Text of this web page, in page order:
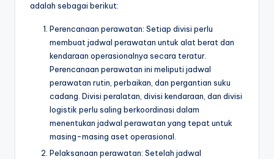
adalah sebagai berikut:
Perencanaan perawatan: Setiap divisi perlu
membuat jadwal perawatan untuk alat berat dan
kendaraan operasionalnya secara teratur.
Perencanaan perawatan ini meliputi jadwal
perawatan rutin, perbaikan, dan pergantian suku
cadang. Divisi peralatan, divisi kendaraan, dan divisi
logistik perlu saling berkoordinasi dalam
menentukan jadwal perawatan yang tepat untuk
masing-masing aset operasional.
Pelaksanaan perawatan: Setelah jadwal